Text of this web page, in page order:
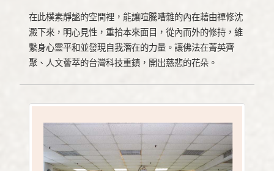
在此樸素靜謐的空間裡，能讓喧騰嘈雜的內在藉由禪修沈
澱下來，明心見性，重拾本來面目，從內而外的修持，維
繫身心靈平和並發現自我潛在的力量。讓佛法在菁英齊
聚、人文薈萃的台灣科技重鎮，開出慈悲的花朵。